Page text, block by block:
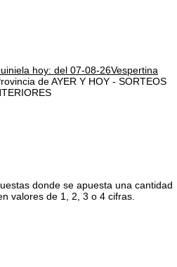
hoy: del 07-08-26Vespertina
de AYER Y HOY - SORTEOS
donde se apuesta una cantidad
valores de 1, 2, 3 o 4 cifras.